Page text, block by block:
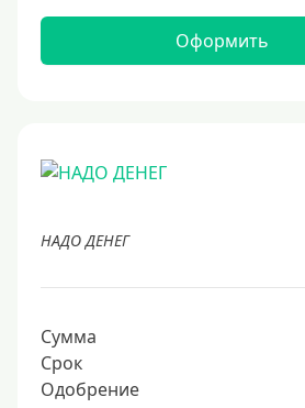
Оформить
НАДО ДЕНЕГ
Сумма
Срок
Одобрение